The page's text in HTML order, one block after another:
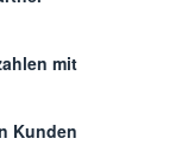
mit
Kunden